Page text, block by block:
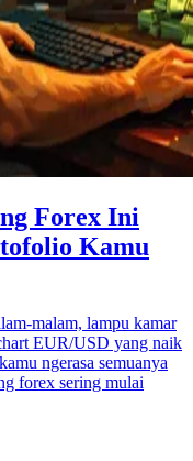
Forex Ini
Kamu
malam, lampu kamar
EUR/USD yang naik
ngerasa semuanya
forex sering mulai